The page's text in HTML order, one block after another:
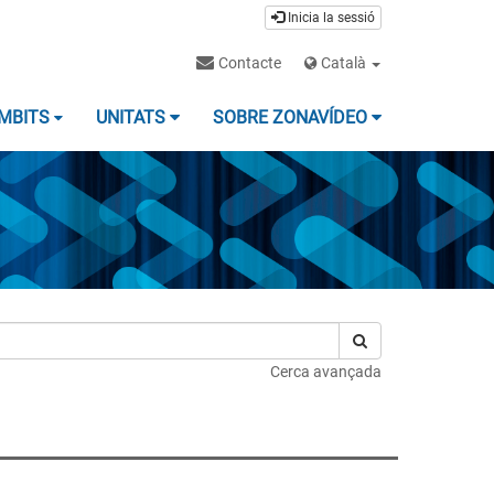
Inicia la sessió
Contacte Català
UNITATS SOBRE ZONAVÍDEO
Cerca avançada